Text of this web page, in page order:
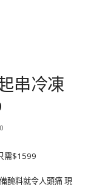
串冷凍
0
醃料就令人頭痛 現